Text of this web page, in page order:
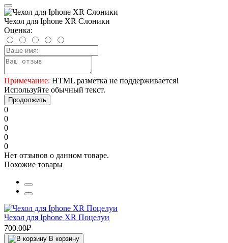
Чехол для Iphone XR Слоники
Оценка:
Примечание: HTML разметка не поддерживается!
Используйте обычный текст.
Продолжить
0
0
0
0
0
Нет отзывов о данном товаре.
Похожие товары
Чехол для Iphone XR Поцелуи
700.00₽
В корзину